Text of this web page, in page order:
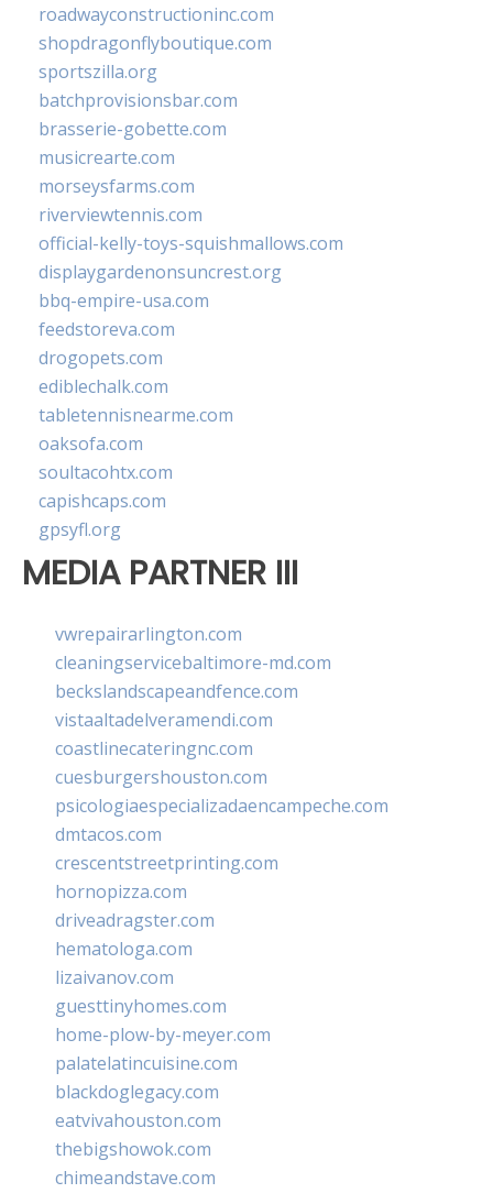
roadwayconstructioninc.com
shopdragonflyboutique.com
sportszilla.org
batchprovisionsbar.com
brasserie-gobette.com
musicrearte.com
morseysfarms.com
riverviewtennis.com
official-kelly-toys-squishmallows.com
displaygardenonsuncrest.org
bbq-empire-usa.com
feedstoreva.com
drogopets.com
ediblechalk.com
tabletennisnearme.com
oaksofa.com
soultacohtx.com
capishcaps.com
gpsyfl.org
MEDIA PARTNER III
vwrepairarlington.com
cleaningservicebaltimore-md.com
beckslandscapeandfence.com
vistaaltadelveramendi.com
coastlinecateringnc.com
cuesburgershouston.com
psicologiaespecializadaencampeche.com
dmtacos.com
crescentstreetprinting.com
hornopizza.com
driveadragster.com
hematologa.com
lizaivanov.com
guesttinyhomes.com
home-plow-by-meyer.com
palatelatincuisine.com
blackdoglegacy.com
eatvivahouston.com
thebigshowok.com
chimeandstave.com